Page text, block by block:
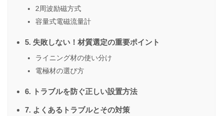
2周波励磁方式
容量式電磁流量計
5. 失敗しない！材質選定の重要ポイント
ライニング材の使い分け
電極材の選び方
6. トラブルを防ぐ正しい設置方法
7. よくあるトラブルとその対策